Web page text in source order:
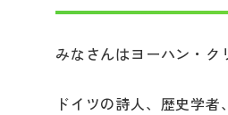
みなさんはヨーハン・ク
ドイツの詩人、歴史学